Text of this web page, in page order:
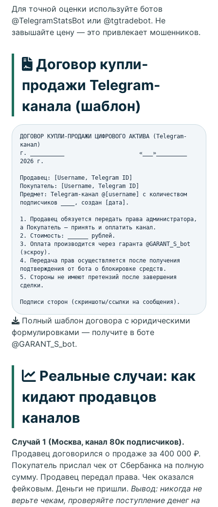
Для точной оценки используйте ботов
@TelegramStatsBot или @tgtradebot. Не
завышайте цену — это привлекает мошенников.
Договор купли-
продажи Telegram-
канала (шаблон)
ДОГОВОР КУПЛИ-ПРОДАЖИ ЦИФРОВОГО АКТИВА (Telegram-
канал)
г. __________                      «___»_________
2026 г.
Продавец: [Username, Telegram ID]
Покупатель: [Username, Telegram ID]
Предмет: Telegram-канал @[username] с количеством
подписчиков ____, создан [дата].
1. Продавец обязуется передать права администратора,
а Покупатель — принять и оплатить канал.
2. Стоимость: ______ рублей.
3. Оплата производится через гаранта @GARANT_S_bot
(эскроу).
4. Передача прав осуществляется после получения
подтверждения от бота о блокировке средств.
5. Стороны не имеют претензий после завершения
сделки.
Подписи сторон (скриншоты/ссылки на сообщения).
Полный шаблон договора с юридическими
формулировками — получите в боте
@GARANT_S_bot.
Реальные случаи: как
кидают продавцов
каналов
Случай 1 (Москва, канал 80к подписчиков).
Продавец договорился о продаже за 400 000 ₽.
Покупатель прислал чек от Сбербанка на полную
сумму. Продавец передал права. Чек оказался
фейковым. Деньги не пришли. Вывод: никогда не
верьте чекам, проверяйте поступление денег на